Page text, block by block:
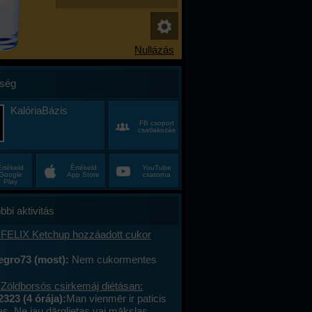
KalóriaBázis
FB csoport
csatlakozás
Play
Értékeld
App Store
YouTube
csatorna
aktivitás
Ketchup hozzáadott cukor
(most): Nem cukormentes
csirkemáj diétásan:
(4 órája):Man vienmēr ir paticis